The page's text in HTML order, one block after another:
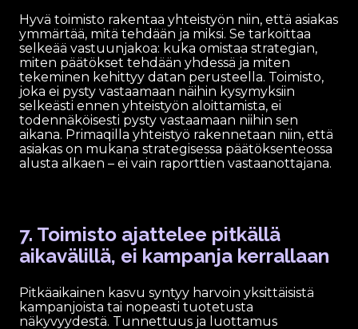
Hyvä toimisto rakentaa yhteistyön niin, että asiakas
ymmärtää, mitä tehdään ja miksi. Se tarkoittaa
selkeää vastuunjakoa: kuka omistaa strategian,
miten päätökset tehdään yhdessä ja miten
tekeminen kehittyy datan perusteella. Toimisto,
joka ei pysty vastaamaan näihin kysymyksiin
selkeästi ennen yhteistyön aloittamista, ei
todennäköisesti pysty vastaamaan niihin sen
aikana. Primaqilla yhteistyö rakennetaan niin, että
asiakas on mukana strategisessa päätöksenteossa
alusta alkaen – ei vain raporttien vastaanottajana.
7. Toimisto ajattelee pitkällä
aikavälillä, ei kampanja kerrallaan
Pitkäaikainen kasvu syntyy harvoin yksittäisistä
kampanjoista tai nopeasti tuotetusta
näkyvyydestä. Tunnettuus ja luottamus